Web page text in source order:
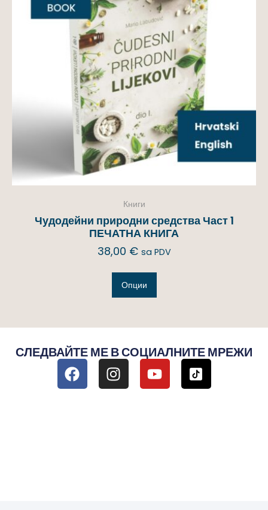
Книги
Чудодейни природни средства Част 1
ПЕЧАТНА КНИГА
38,00 € sa PDV
Опции
СЛЕДВАЙТЕ МЕ В СОЦИАЛНИТЕ МРЕЖИ